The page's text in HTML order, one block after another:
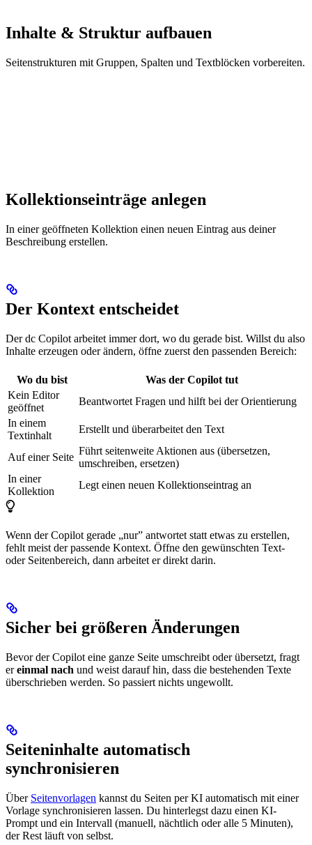
Inhalte & Struktur aufbauen
Seitenstrukturen mit Gruppen, Spalten und Textblöcken vorbereiten.
Kollektionseinträge anlegen
In einer geöffneten Kollektion einen neuen Eintrag aus deiner
Beschreibung erstellen.
Der Kontext entscheidet
Der dc Copilot arbeitet immer dort, wo du gerade bist. Willst du also
Inhalte erzeugen oder ändern, öffne zuerst den passenden Bereich:
Wo du bist
Was der Copilot tut
Kein Editor
geöffnet
Beantwortet Fragen und hilft bei der Orientierung
In einem
Textinhalt
Erstellt und überarbeitet den Text
Auf einer Seite
Führt seitenweite Aktionen aus (übersetzen,
umschreiben, ersetzen)
In einer
Kollektion
Legt einen neuen Kollektionseintrag an
Wenn der Copilot gerade „nur” antwortet statt etwas zu erstellen,
fehlt meist der passende Kontext. Öffne den gewünschten Text-
oder Seitenbereich, dann arbeitet er direkt darin.
Sicher bei größeren Änderungen
Bevor der Copilot eine ganze Seite umschreibt oder übersetzt, fragt
ereinmal nach und weist darauf hin, dass die bestehenden Texte
überschrieben werden. So passiert nichts ungewollt.
Seiteninhalte automatisch
synchronisieren
Über Seitenvorlagen kannst du Seiten per KI automatisch mit einer
Vorlage synchronisieren lassen. Du hinterlegst dazu einen KI-
Prompt und ein Intervall (manuell, nächtlich oder alle 5 Minuten),
der Rest läuft von selbst.